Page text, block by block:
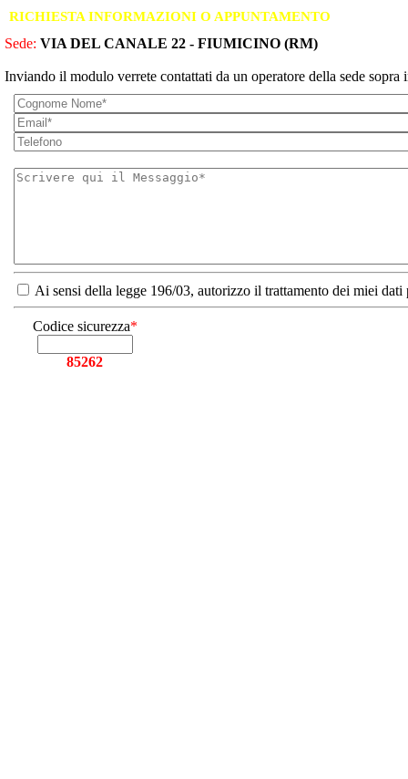
RICHIESTA INFORMAZIONI O APPUNTAMENTO
Sede: VIA DEL CANALE 22 - FIUMICINO (RM)
Inviando il modulo verrete contattati da un operatore della sede sopra
Ai sensi della legge 196/03, autorizzo il trattamento dei miei
Codice sicurezza*
85262